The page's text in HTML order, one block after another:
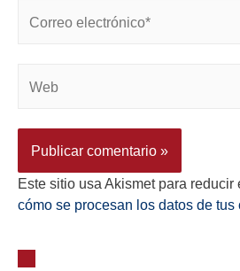
Este sitio usa Akismet para reducir
cómo se procesan los datos de tus